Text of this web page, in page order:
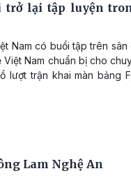
trở lại tập luyện
Nam có buổi tập trên
Nam chuẩn bị cho
lượt trận khai màn bảng
Lam Nghệ An